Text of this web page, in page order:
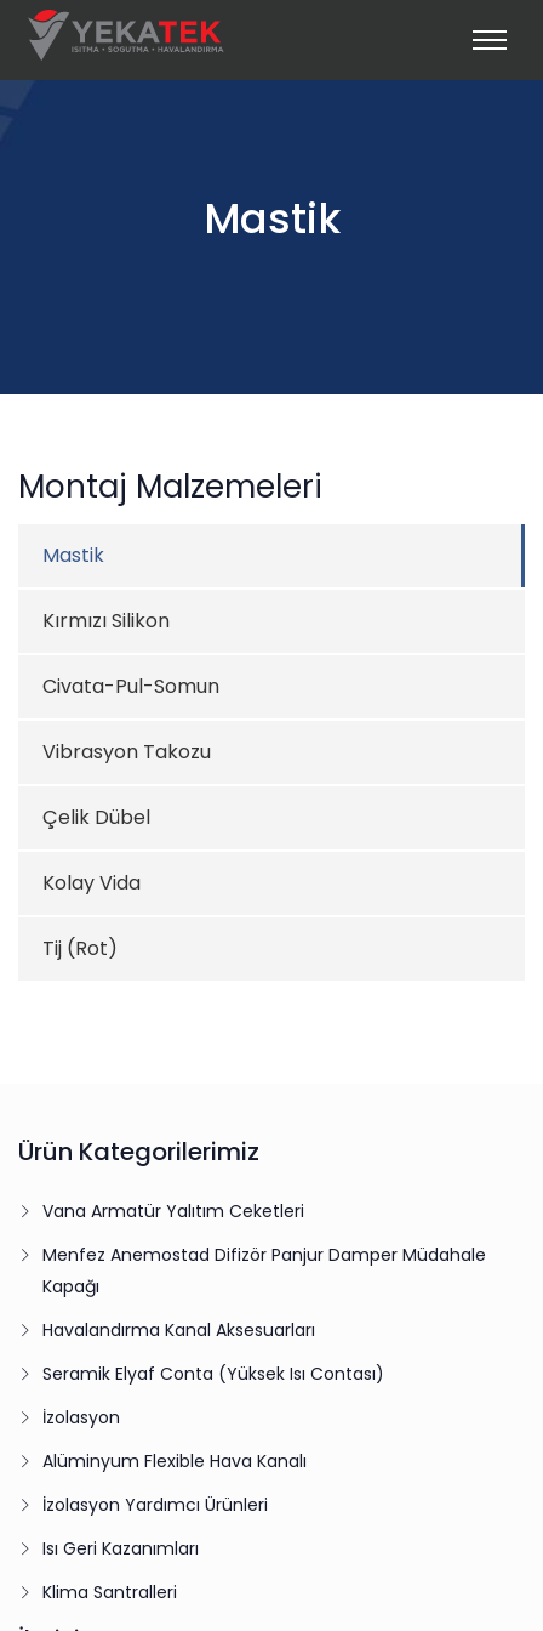
Mastik
Montaj Malzemeleri
Mastik
Kırmızı Silikon
Civata-Pul-Somun
Vibrasyon Takozu
Çelik Dübel
Kolay Vida
Tij (Rot)
Ürün Kategorilerimiz
Vana Armatür Yalıtım Ceketleri
Menfez Anemostad Difizör Panjur Damper Müdahale
Kapağı
Havalandırma Kanal Aksesuarları
Seramik Elyaf Conta (Yüksek Isı Contası)
İzolasyon
Alüminyum Flexible Hava Kanalı
İzolasyon Yardımcı Ürünleri
Isı Geri Kazanımları
Klima Santralleri